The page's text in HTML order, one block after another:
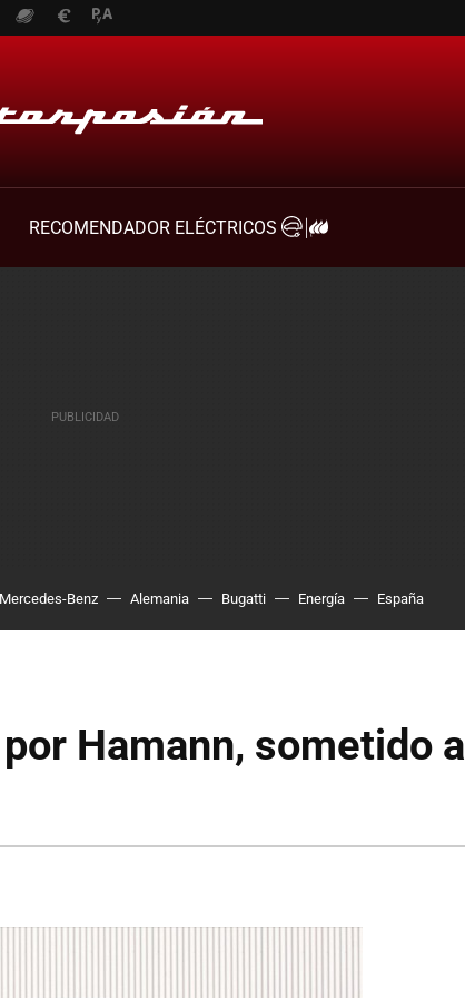
RECOMENDADOR ELÉCTRICOS
Mercedes-Benz Alemania Bugatti Energía España
Hamann, sometido a